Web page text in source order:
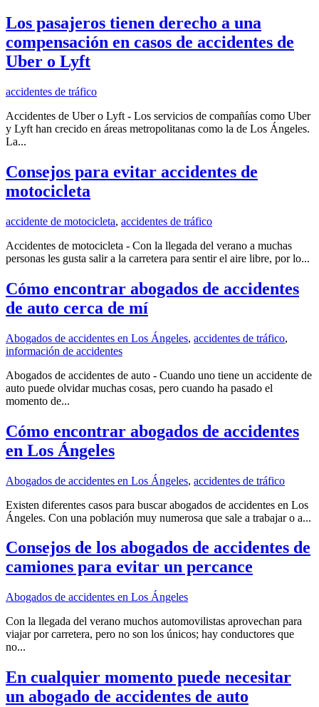
Los pasajeros tienen derecho a una
compensación en casos de accidentes de
Uber o Lyft
accidentes de tráfico
Accidentes de Uber o Lyft - Los servicios de compañías como Uber
y Lyft han crecido en áreas metropolitanas como la de Los Ángeles.
La...
Consejos para evitar accidentes de
motocicleta
accidente de motocicleta, accidentes de tráfico
Accidentes de motocicleta - Con la llegada del verano a muchas
personas les gusta salir a la carretera para sentir el aire libre, por lo...
Cómo encontrar abogados de accidentes
de auto cerca de mí
Abogados de accidentes en Los Ángeles, accidentes de tráfico,
información de accidentes
Abogados de accidentes de auto - Cuando uno tiene un accidente de
auto puede olvidar muchas cosas, pero cuando ha pasado el
momento de...
Cómo encontrar abogados de accidentes
en Los Ángeles
Abogados de accidentes en Los Ángeles, accidentes de tráfico
Existen diferentes casos para buscar abogados de accidentes en Los
Ángeles. Con una población muy numerosa que sale a trabajar o a...
Consejos de los abogados de accidentes de
camiones para evitar un percance
Abogados de accidentes en Los Ángeles
Con la llegada del verano muchos automovilistas aprovechan para
viajar por carretera, pero no son los únicos; hay conductores que
no...
En cualquier momento puede necesitar
un abogado de accidentes de auto